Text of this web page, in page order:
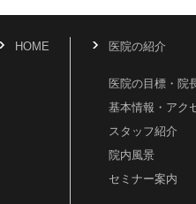
HOME 医院の紹介
医院の目標・院
基本情報・アク
スタッフ紹介
院内風景
セミナー案内